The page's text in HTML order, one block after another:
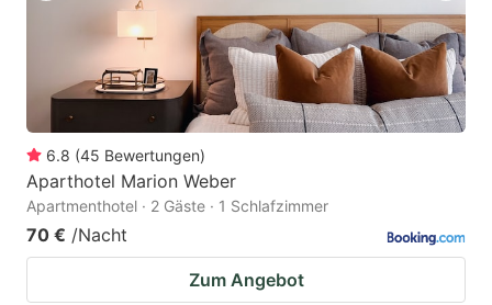
6.8 (45 Bewertungen)
Aparthotel Marion Weber
Apartmenthotel · 2 Gäste · 1 Schlafzimmer
70 € /Nacht
Zum Angebot